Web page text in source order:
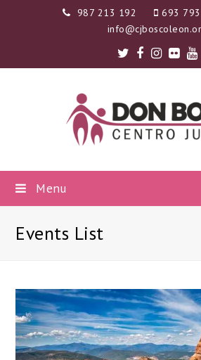
987 213 192
693
Twitter
Facebook
Menu
Events List